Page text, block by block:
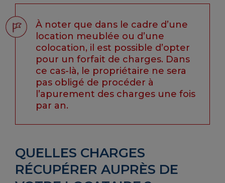
À noter que dans le cadre d’une
location meublée ou d’une
colocation, il est possible d’opter
pour un forfait de charges. Dans
ce cas-là, le propriétaire ne sera
pas obligé de procéder à
l’apurement des charges une fois
par an.
QUELLES CHARGES
RÉCUPÉRER AUPRÈS DE